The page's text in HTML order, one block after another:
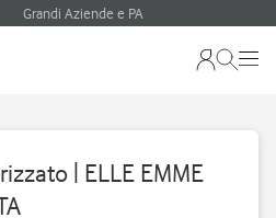
Grandi Aziende e PA
| ELLE EMME